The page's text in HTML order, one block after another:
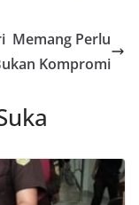
Memang Perlu
Kompromi